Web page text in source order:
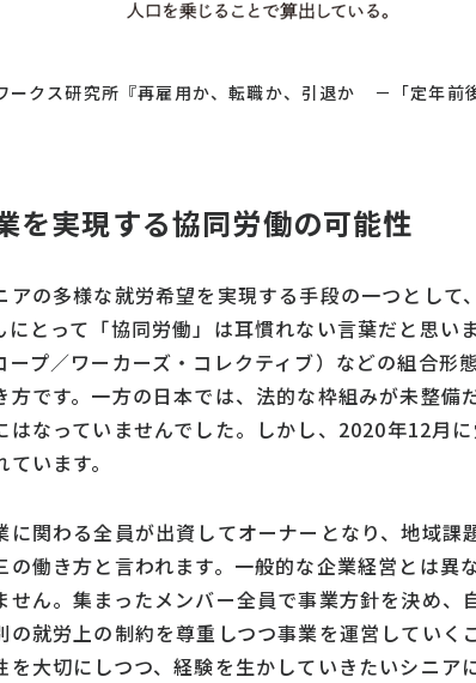
ークス研究所『再雇用か、転職か、引退か －「定年前
を実現する協同労働の可能性
アの多様な就労希望を実現する手段の一つとして
にとって「協同労働」は耳慣れない言葉だと思い
ープ／ワーカーズ・コレクティブ）などの組合形
方です。一方の日本では、法的な枠組みが未整備
はなっていませんでした。しかし、2020年12月
います。
に関わる全員が出資してオーナーとなり、地域課
の働き方と言われます。一般的な企業経営とは異
せん。集まったメンバー全員で事業方針を決め、
の就労上の制約を尊重しつつ事業を運営していく
を大切にしつつ、経験を生かしていきたいシニア